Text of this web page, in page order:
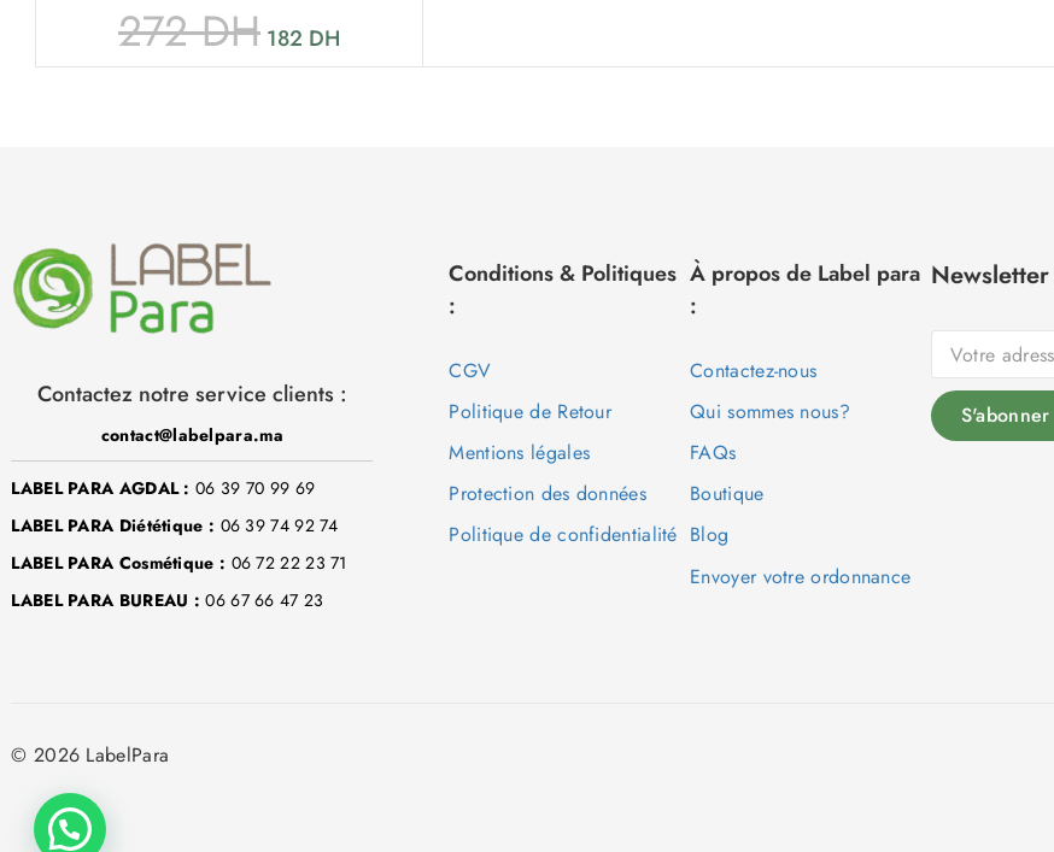
272DH 182 DH
Contactez notre service clients :
contact@labelpara.ma
LABEL PARA AGDAL : 06 39 70 99 69
LABEL PARA Diététique : 06 39 74 92 74
LABEL PARA Cosmétique : 06 72 22 23 71
LABEL PARA BUREAU : 06 67 66 47 23
Conditions & Politiques
:
CGV
Politique de Retour
Mentions légales
Protection des données
Politique de confidentialité
À propos de Label para
:
Contactez-nous
Qui sommes nous?
FAQs
Boutique
Blog
Envoyer votre ordonnance
© 2026 LabelPara